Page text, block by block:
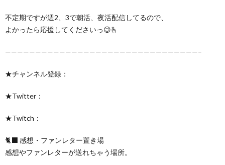
不定期ですが週2、3で朝活、夜活配信してるので、
よかったら応援してくださいっ😉🫰
————————————————————————————————–
★チャンネル登録：
★Twitter：
★Twitch：
🐈‍⬛ 感想・ファンレター置き場
感想やファンレターが送れちゃう場所。